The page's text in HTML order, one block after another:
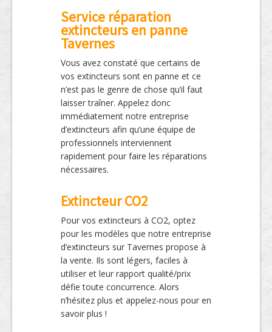
Service réparation
extincteurs en panne
Tavernes
Vous avez constaté que certains de
vos extincteurs sont en panne et ce
n’est pas le genre de chose qu’il faut
laisser traîner. Appelez donc
immédiatement notre entreprise
d’extincteurs afin qu’une équipe de
professionnels interviennent
rapidement pour faire les réparations
nécessaires.
Extincteur CO2
Pour vos extincteurs à CO2, optez
pour les modèles que notre entreprise
d’extincteurs sur Tavernes propose à
la vente. Ils sont légers, faciles à
utiliser et leur rapport qualité/prix
défie toute concurrence. Alors
n’hésitez plus et appelez-nous pour en
savoir plus !